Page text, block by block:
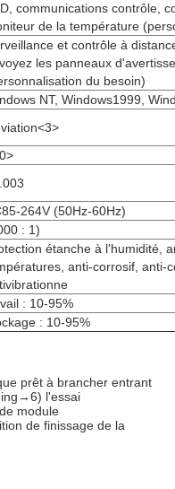
communications contrôle,
de la température
et contrôle à
les panneaux
du besoin)
NT, Windows1999,
264V (50Hz-60Hz)
: 1)
étanche à l'humidité,
anti-corrosif, anti-
: 10-95%
: 10-95%
prêt à brancher entrant
l'essai
module
de finissage de la